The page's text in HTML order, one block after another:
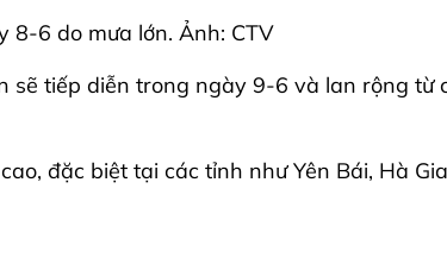
8-6 do mưa lớn. Ảnh: CTV
tiếp diễn trong ngày 9-6 và lan rộng từ
đặc biệt tại các tỉnh như Yên Bái, Hà